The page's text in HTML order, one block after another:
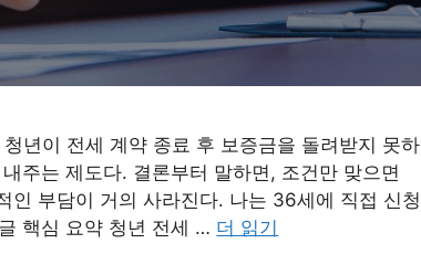
년이 전세 계약 종료 후 보증금을 돌려받지 못하
주는 제도다. 결론부터 말하면, 조건만 맞으면
인 부담이 거의 사라진다. 나는 36세에 직접 신청
핵심 요약 청년 전세 … 더 읽기